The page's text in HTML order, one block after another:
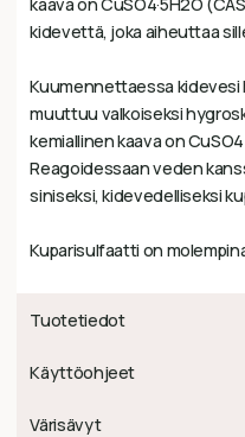
kidevettä, joka aiheuttaa
Kuumennettaessa
muuttuu valkoiseksi
kemiallinen kaava on
Reagoidessaan veden
siniseksi, kidevedelliseksi
Kuparisulfaatti on
Tuotetiedot
Käyttöohjeet
Värisävyt